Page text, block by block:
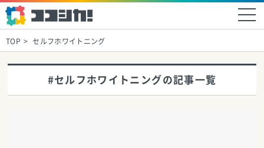
TOP セルフホワイトニング
#セルフホワイトニングの記事一覧